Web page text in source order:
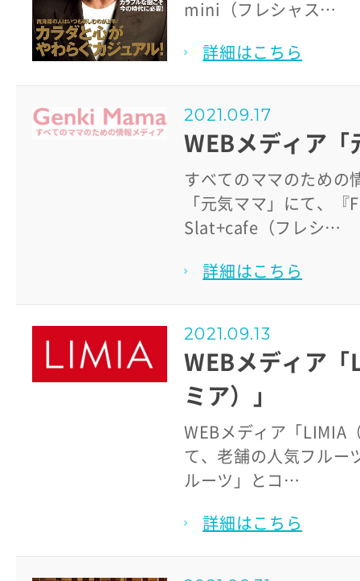
mini（フレシャス…
詳細はこちら
2021.09.17
WEBメディア「
すべてのママのための
「元気ママ」にて、『
Slat+cafe（フレシ…
詳細はこちら
2021.09.13
WEBメディア「
ミア）」
WEBメディア「LIMIA
て、老舗の人気フルー
ルーツ」とコ…
詳細はこちら